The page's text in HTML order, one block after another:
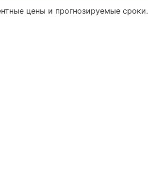
цены и прогнозируемые сроки.